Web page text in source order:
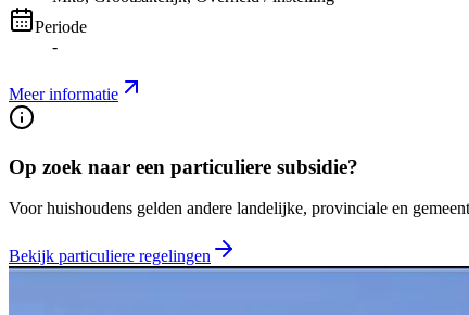
Periode
-
Meer informatie
Op zoek naar een particuliere subsidie?
Voor huishoudens gelden andere landelijke, provinciale en
Bekijk particuliere regelingen